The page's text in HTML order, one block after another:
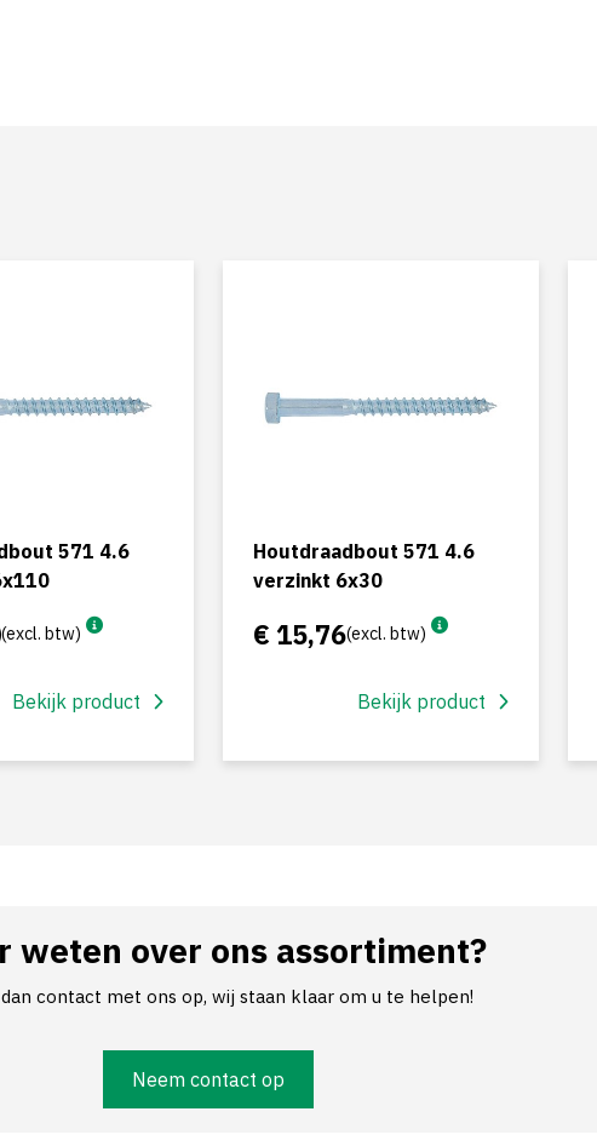
571 4.6
(excl. btw)
Bekijk product
Houtdraadbout 571 4.6
verzinkt 6x30
€ 15,76(excl. btw)
Bekijk product
weten over ons assortiment?
contact met ons op, wij staan klaar om u te helpen!
Neem contact op